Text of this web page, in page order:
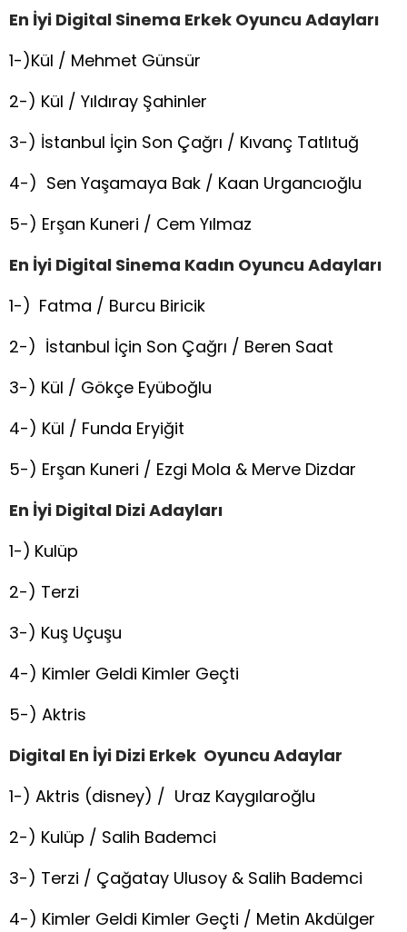
En İyi Digital Sinema Erkek Oyuncu Adayları
1-)Kül / Mehmet Günsür
2-) Kül / Yıldıray Şahinler
3-) İstanbul İçin Son Çağrı / Kıvanç Tatlıtuğ
4-) Sen Yaşamaya Bak / Kaan Urgancıoğlu
5-) Erşan Kuneri / Cem Yılmaz
En İyi Digital Sinema Kadın Oyuncu Adayları
1-) Fatma / Burcu Biricik
2-) İstanbul İçin Son Çağrı / Beren Saat
3-) Kül / Gökçe Eyüboğlu
4-) Kül / Funda Eryiğit
5-) Erşan Kuneri / Ezgi Mola & Merve Dizdar
En İyi Digital Dizi Adayları
1-) Kulüp
2-) Terzi
3-) Kuş Uçuşu
4-) Kimler Geldi Kimler Geçti
5-) Aktris
Digital En İyi Dizi Erkek Oyuncu Adaylar
1-) Aktris (disney) / Uraz Kaygılaroğlu
2-) Kulüp / Salih Bademci
3-) Terzi / Çağatay Ulusoy & Salih Bademci
4-) Kimler Geldi Kimler Geçti / Metin Akdülger